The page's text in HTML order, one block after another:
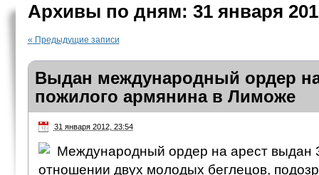
Архивы по дням: 31 января
« Предыдущие записи
Выдан международный ордер
пожилого армянина в Лиможе
31 января 2012, 23:54
Международный ордер на арест выдан
отношении двух молодых беглецов,